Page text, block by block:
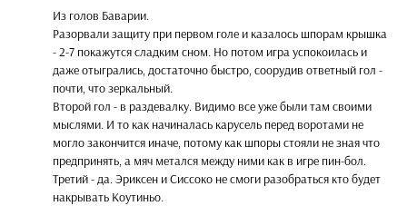
Из голов Баварии.
Разорвали защиту при первом голе и казалось шпорам крышка
- 2-7 покажутся сладким сном. Но потом игра успокоилась и
даже отыгрались, достаточно быстро, соорудив ответный гол -
почти, что зеркальный.
Второй гол - в раздевалку. Видимо все уже были там своими
мыслями. И то как начиналась карусель перед воротами не
могло закончится иначе, потому как шпоры стояли не зная что
предпринять, а мяч метался между ними как в игре пин-бол.
Третий - да. Эриксен и Сиссоко не смоги разобраться кто будет
накрывать Коутиньо.